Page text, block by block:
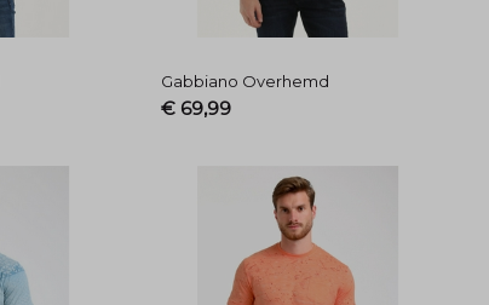
Gabbiano Overhemd
€ 69,99